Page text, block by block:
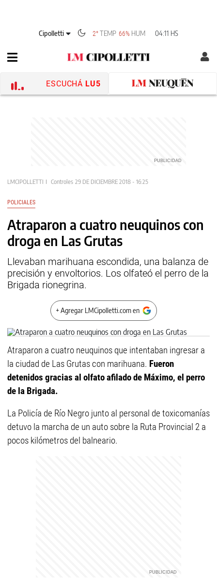
Cipolletti 2°TEMP 66% HUM 04:11 HS
ESCUCHÁ LU5
LMCIPOLLETTI Controles 29 DE DICIEMBRE 2018 - 16:25
POLICIALES
Atraparon a cuatro neuquinos con
droga en Las Grutas
Llevaban marihuana escondida, una balanza de
precisión y envoltorios. Los olfateó el perro de la
Brigada rionegrina.
+ Agregar LMCipolletti.com en
Atraparon a cuatro neuquinos que intentaban ingresar a
la ciudad de Las Grutas con marihuana. Fueron
detenidos gracias al olfato afilado de Máximo, el perro
de la Brigada.
La Policía de Río Negro junto al personal de toxicomanías
detuvo la marcha de un auto sobre la Ruta Provincial 2 a
pocos kilómetros del balneario.